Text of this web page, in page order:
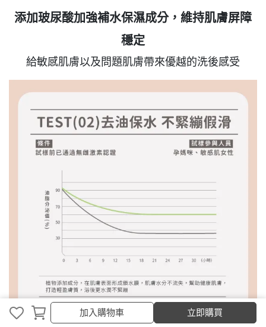
加入購物車 立即購買
添加玻尿酸加強補水保濕成分，維持肌膚屏障
穩定
給敏感肌膚以及問題肌膚帶來優越的洗後感受